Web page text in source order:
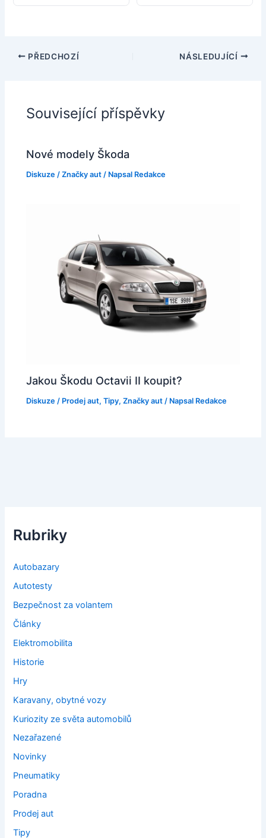
PŘEDCHOZÍ NÁSLEDUJÍCÍ
Související příspěvky
Nové modely Škoda
Diskuze /Značky aut / Napsal Redakce
Jakou Škodu Octavii II koupit?
Diskuze / Prodej aut,Tipy,Značky aut / Napsal Redakce
Rubriky
Autobazary
Autotesty
Bezpečnost za volantem
Články
Elektromobilita
Historie
Hry
Karavany, obytné vozy
Kuriozity ze světa automobilů
Nezařazené
Novinky
Pneumatiky
Poradna
Prodej aut
Tipy